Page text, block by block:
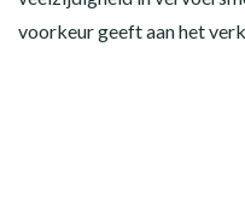
voorkeur geeft aan het